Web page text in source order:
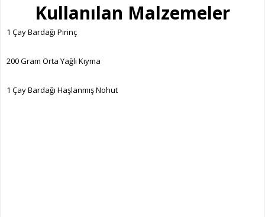
Kullanılan Malzemeler
1 Çay Bardağı Pirinç
200 Gram Orta Yağlı Kıyma
1 Çay Bardağı Haşlanmış Nohut